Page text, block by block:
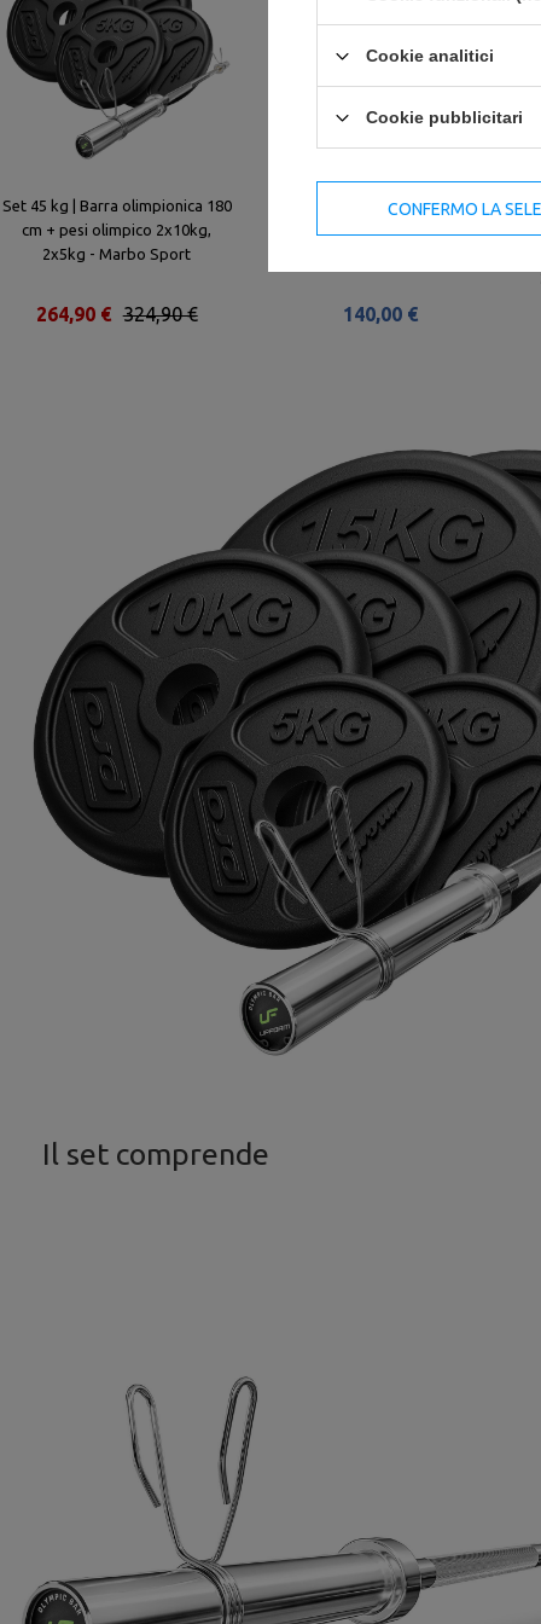
Set 45 kg | Barra olimpionica 180
cm + pesi olimpico 2x10kg,
2x5kg - Marbo Sport
324,90 €
264,90 €
Set MW-Bumper - Pesi
140,00 €
Il set comprende
Cookie analitici
Cookie pubblicitari
CONFERMO LA